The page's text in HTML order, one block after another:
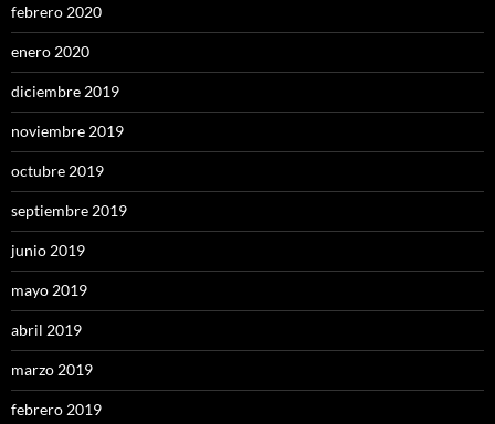
febrero 2020
enero 2020
diciembre 2019
noviembre 2019
octubre 2019
septiembre 2019
junio 2019
mayo 2019
abril 2019
marzo 2019
febrero 2019